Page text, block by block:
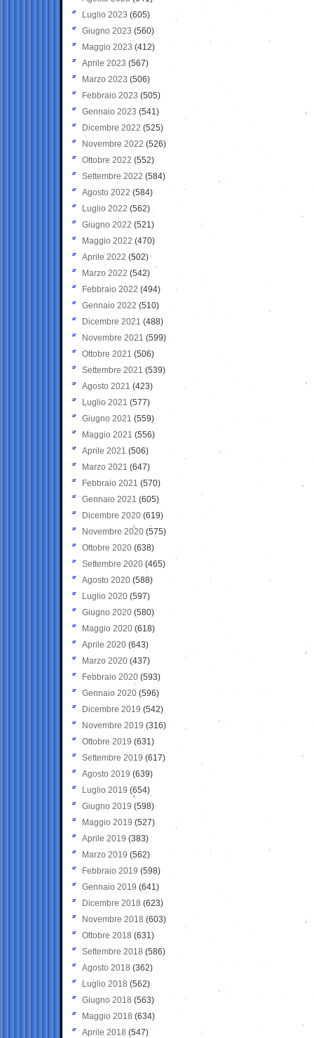
Luglio 2023 (605)
Giugno 2023 (560)
Maggio 2023 (412)
Aprile 2023 (567)
Marzo 2023 (506)
Febbraio 2023 (505)
Gennaio 2023 (541)
Dicembre 2022 (525)
Novembre 2022 (526)
Ottobre 2022 (552)
Settembre 2022 (584)
Agosto 2022 (584)
Luglio 2022 (562)
Giugno 2022 (521)
Maggio 2022 (470)
Aprile 2022 (502)
Marzo 2022 (542)
Febbraio 2022 (494)
Gennaio 2022 (510)
Dicembre 2021 (488)
Novembre 2021 (599)
Ottobre 2021 (506)
Settembre 2021 (539)
Agosto 2021 (423)
Luglio 2021 (577)
Giugno 2021(559)
Maggio 2021 (556)
Aprile 2021 (506)
Marzo 2021 (647)
Febbraio 2021 (570)
Gennaio 2021 (605)
Dicembre 2020 (619)
Novembre 2020 (575)
Ottobre 2020 (638)
Settembre 2020(465)
Agosto 2020 (588)
Luglio 2020 (597)
Giugno 2020 (580)
Maggio 2020 (618)
Aprile 2020 (643)
Marzo 2020 (437)
Febbraio 2020 (593)
Gennaio 2020 (596)
Dicembre 2019 (542)
Novembre 2019 (316)
Ottobre 2019 (631)
Settembre 2019 (617)
Agosto 2019 (639)
Luglio 2019 (654)
Giugno 2019 (598)
Maggio 2019 (527)
Aprile 2019 (383)
Marzo 2019 (562)
Febbraio 2019 (598)
Gennaio 2019 (641)
Dicembre 2018 (623)
Novembre 2018 (603)
Ottobre 2018 (631)
Settembre 2018 (586)
Agosto 2018 (362)
Luglio 2018 (562)
Giugno 2018 (563)
Maggio 2018 (634)
Aprile 2018 (547)